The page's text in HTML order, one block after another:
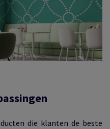
die klanten de beste